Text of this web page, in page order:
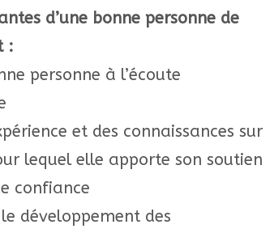
d’une bonne personne de
:
personne à l’écoute
et des connaissances sur
lequel elle apporte son soutien
confiance
développement des